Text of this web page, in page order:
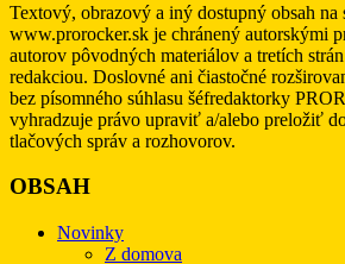
Textový, obrazový a iný dostupný obsah na
www.prorocker.sk je chránený autorskými
autorov pôvodných materiálov a tretích
redakciou. Doslovné ani čiastočné
bez písomného súhlasu šéfredaktorky
vyhradzuje právo upraviť a/alebo preložiť
tlačových správ a rozhovorov.
OBSAH
Novinky
Z domova